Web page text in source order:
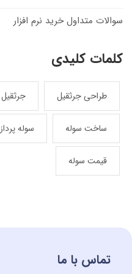
سوالات متداول خرید نرم افزار
کلمات کلیدی
جرثقیل طراحی جرثقیل
سوله پرداز ساخت سوله
قیمت سوله
تماس با ما